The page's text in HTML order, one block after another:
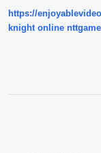
https://
knight online nttgame